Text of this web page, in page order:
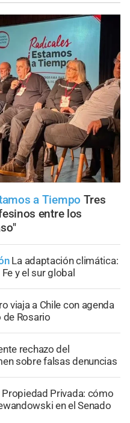
a Tiempo Tres
entre los
La adaptación climática:
y el sur global
viaja a Chile con agenda
Rosario
rechazo del
sobre falsas denuncias
Propiedad Privada: cómo
en el Senado